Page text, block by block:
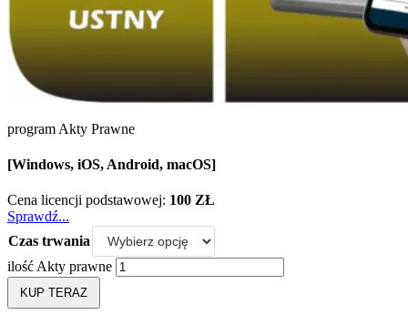
program Akty Prawne
[Windows, iOS, Android, macOS]
Cena licencji podstawowej: 100 ZŁ
Sprawdź...
Czas trwania
ilość Akty prawne
KUP TERAZ